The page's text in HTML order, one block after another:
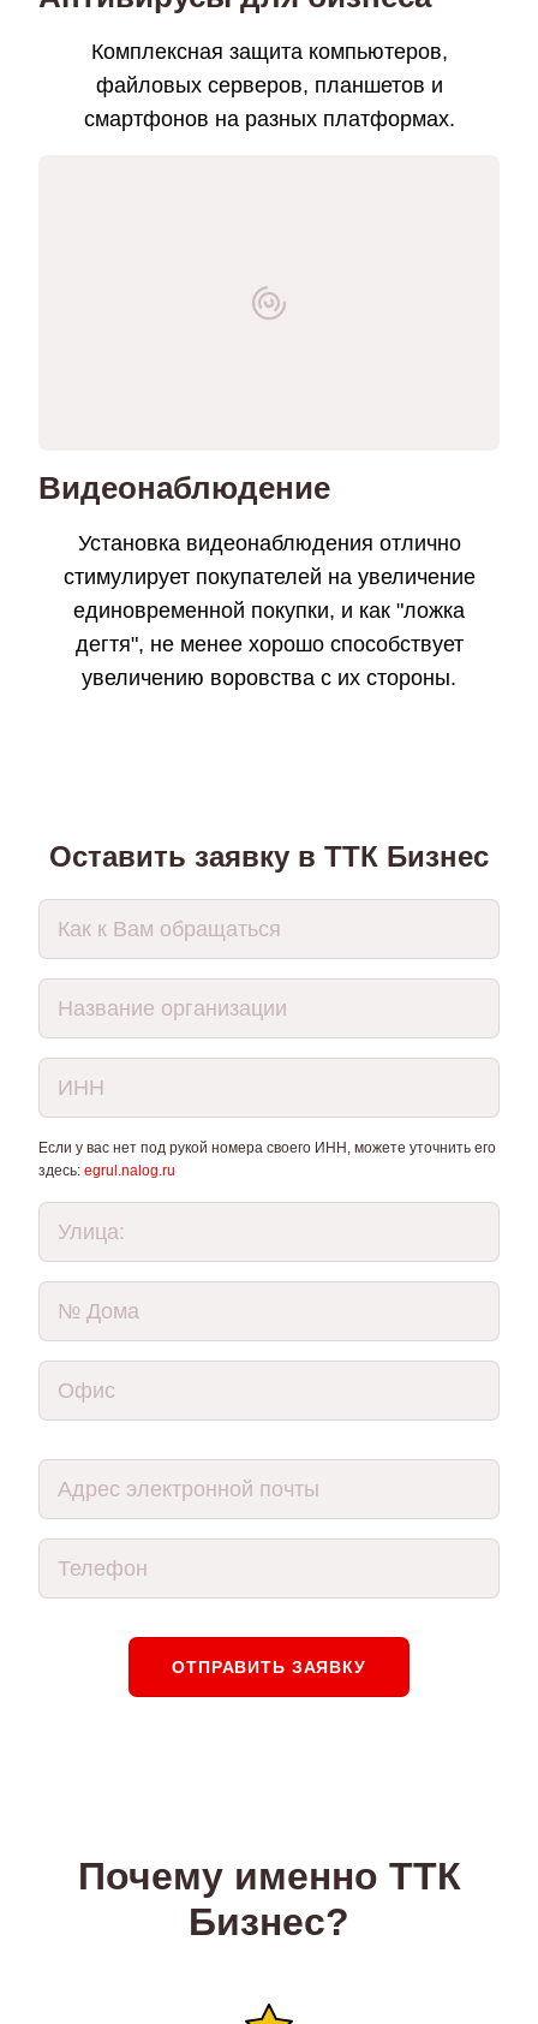
Комплексная защита компьютеров,
файловых серверов, планшетов и
смартфонов на разных платформах.
Видеонаблюдение
Установка видеонаблюдения отлично
стимулирует покупателей на увеличение
единовременной покупки, и как "ложка
дегтя", не менее хорошо способствует
увеличению воровства с их стороны.
Оставить заявку в ТТК Бизнес
Если у вас нет под рукой номера своего ИНН, можете уточнить его
здесь: egrul.nalog.ru
ОТПРАВИТЬ ЗАЯВКУ
Почему именно ТТК
Бизнес?